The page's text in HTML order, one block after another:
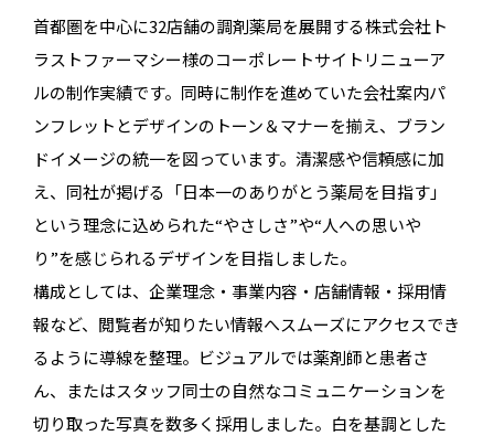
首都圏を中心に32店舗の調剤薬局を展開する株式会社ト
ラストファーマシー様のコーポレートサイトリニューア
ルの制作実績です。同時に制作を進めていた会社案内パ
ンフレットとデザインのトーン＆マナーを揃え、ブラン
ドイメージの統一を図っています。清潔感や信頼感に加
え、同社が掲げる「日本一のありがとう薬局を目指す」
という理念に込められた“やさしさ”や“人への思いや
り”を感じられるデザインを目指しました。
構成としては、企業理念・事業内容・店舗情報・採用情
報など、閲覧者が知りたい情報へスムーズにアクセスでき
るように導線を整理。ビジュアルでは薬剤師と患者さ
ん、またはスタッフ同士の自然なコミュニケーションを
切り取った写真を数多く採用しました。白を基調とした